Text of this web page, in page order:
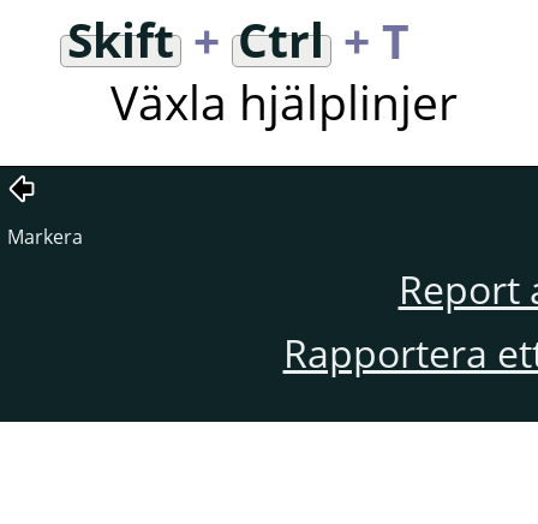
Skift+ Ctrl + T
Växla hjälplinjer
Markera
Report
Rapportera